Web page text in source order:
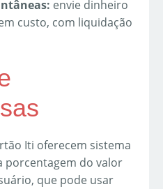
envie dinheiro
custo, com liquidação
Iti oferecem sistema
porcentagem do valor
que pode usar